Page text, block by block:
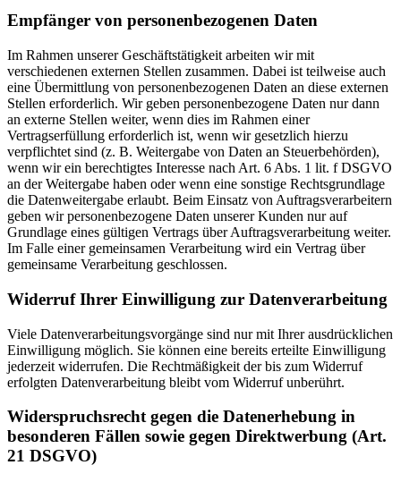
Empfänger von personenbezogenen Daten
Im Rahmen unserer Geschäftstätigkeit arbeiten wir mit
verschiedenen externen Stellen zusammen. Dabei ist teilweise auch
eine Übermittlung von personenbezogenen Daten an diese externen
Stellen erforderlich. Wir geben personenbezogene Daten nur dann
an externe Stellen weiter, wenn dies im Rahmen einer
Vertragserfüllung erforderlich ist, wenn wir gesetzlich hierzu
verpflichtet sind (z. B. Weitergabe von Daten an Steuerbehörden),
wenn wir ein berechtigtes Interesse nach Art. 6 Abs. 1 lit. f DSGVO
an der Weitergabe haben oder wenn eine sonstige Rechtsgrundlage
die Datenweitergabe erlaubt. Beim Einsatz von Auftragsverarbeitern
geben wir personenbezogene Daten unserer Kunden nur auf
Grundlage eines gültigen Vertrags über Auftragsverarbeitung weiter.
Im Falle einer gemeinsamen Verarbeitung wird ein Vertrag über
gemeinsame Verarbeitung geschlossen.
Widerruf Ihrer Einwilligung zur Datenverarbeitung
Viele Datenverarbeitungsvorgänge sind nur mit Ihrer ausdrücklichen
Einwilligung möglich. Sie können eine bereits erteilte Einwilligung
jederzeit widerrufen. Die Rechtmäßigkeit der bis zum Widerruf
erfolgten Datenverarbeitung bleibt vom Widerruf unberührt.
Widerspruchsrecht gegen die Datenerhebung in
besonderen Fällen sowie gegen Direktwerbung (Art.
21 DSGVO)